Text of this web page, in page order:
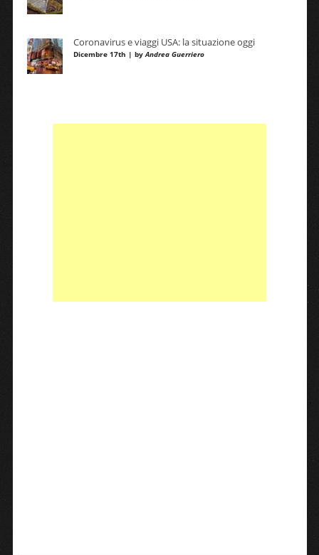
Coronavirus e viaggi USA: la situazione oggi
Dicembre 17th | byAndrea Guerriero